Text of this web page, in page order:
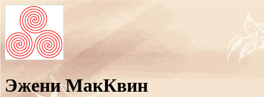
Эжени МакКвин